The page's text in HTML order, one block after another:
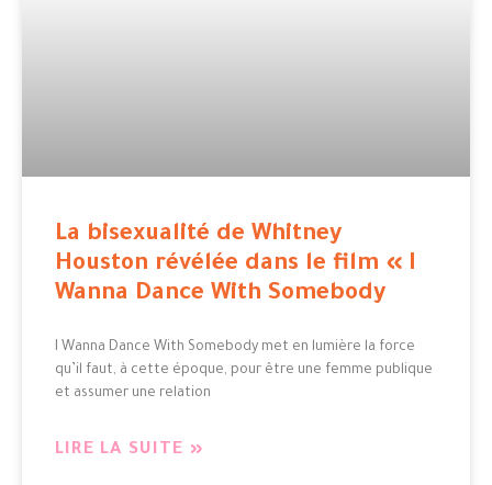
La bisexualité de Whitney
Houston révélée dans le film « I
Wanna Dance With Somebody​
I Wanna Dance With Somebody met en lumière la force
qu’il faut, à cette époque, pour être une femme publique
et assumer une relation
LIRE LA SUITE »